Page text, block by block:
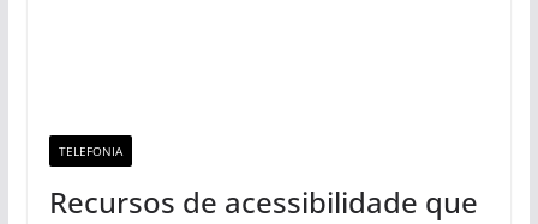
TELEFONIA
Recursos de acessibilidade que